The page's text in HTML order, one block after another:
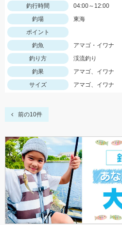
釣行時間
04:00～12:00
釣場
東海
ポイント
釣魚
アマゴ・イワナ
釣り方
渓流釣り
釣果
アマゴ、イワナ
サイズ
アマゴ、イワナ
前の10件